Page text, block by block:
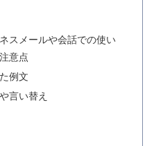
スメールや会話での使い
意点
例文
言い替え